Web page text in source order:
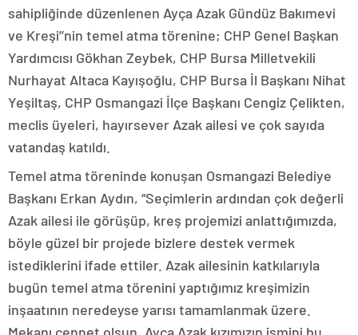
sahipliğinde düzenlenen Ayça Azak Gündüz Bakımevi
ve Kreşi’’nin temel atma törenine; CHP Genel Başkan
Yardımcısı Gökhan Zeybek, CHP Bursa Milletvekili
Nurhayat Altaca Kayışoğlu, CHP Bursa İl Başkanı Nihat
Yeşiltaş, CHP Osmangazi İlçe Başkanı Cengiz Çelikten,
meclis üyeleri, hayırsever Azak ailesi ve çok sayıda
vatandaş katıldı.
Temel atma töreninde konuşan Osmangazi Belediye
Başkanı Erkan Aydın, “Seçimlerin ardından çok değerli
Azak ailesi ile görüşüp, kreş projemizi anlattığımızda,
böyle güzel bir projede bizlere destek vermek
istediklerini ifade ettiler. Azak ailesinin katkılarıyla
bugün temel atma törenini yaptığımız kreşimizin
inşaatının neredeyse yarısı tamamlanmak üzere.
Mekanı cennet olsun, Ayça Azak kızımızın ismini bu